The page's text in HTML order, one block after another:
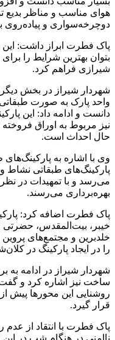
هوای مناسب و مناظر بدیع
دوچرخه‌سواری و پیاده‌روی
پاک فطرت ابراز داشت:
بتوان بهترین شرایط را
شیرازی فراهم کرد.
واحد پارک به صورت
دانست و ادامه داد: این
حال احداث است.
وی با اشاره به
پارکینگ‌های طبقاتی نشاط
می‌رسد و با تمهیدات در
بهره‌برداری می‌رسند.
پاک فطرت اضافه کرد:
خیبر، بیت‌المقدس،
خلدبرین و مجتمع‌های
را در ایجاد پارکینگ در
شهردار شیراز در ادامه به
ساخت نیز اشاره کرد و گفت:
روشنایی این محورها پیش
قرار گیرد.
پاک فطرت با انتقاد از عدم
ناامنی در هنگام شب در